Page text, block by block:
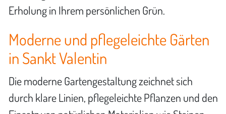
Erholung in Ihrem persönlichen Grün.
Moderne und pflegeleichte Gärten
in Sankt Valentin
Die moderne Gartengestaltung zeichnet sich
durch klare Linien, pflegeleichte Pflanzen und den